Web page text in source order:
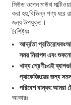
সিউড ওপেন মাউথ
করা হয়,বিভিন্ন পণ্য ধরে
জন্য উপযুক্ত।
বৈশিষ্ট্যঃ
আর্দ্রতা প্রতিরোধকঃ
সময় নিরাপদ এবং
খাদ্য শ্রেণীঃএই
প্যাকেজিংয়ের জন্য
পরিবেশ বান্ধব:আমরা
আকারঃ